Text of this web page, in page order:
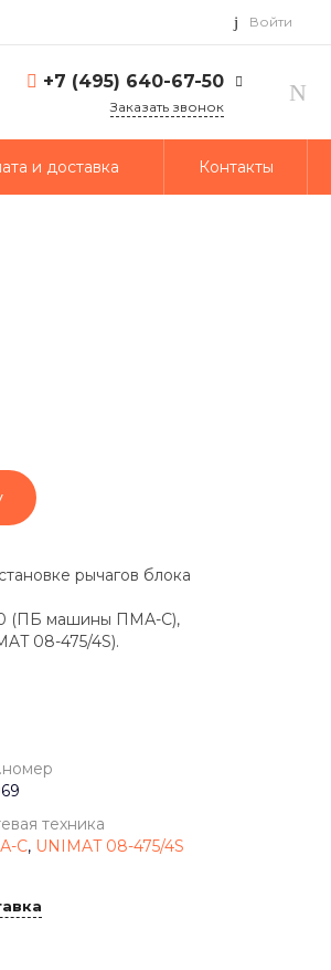
Войти
+7 (495) 640-67-50
г. Москва, 1-й Кирпичный
Заказать звонок
и доставка Контакты
рычагов блока
(ПБ машины ПМА-С),
08-475/4S).
техника
С, UNIMAT 08-475/4S